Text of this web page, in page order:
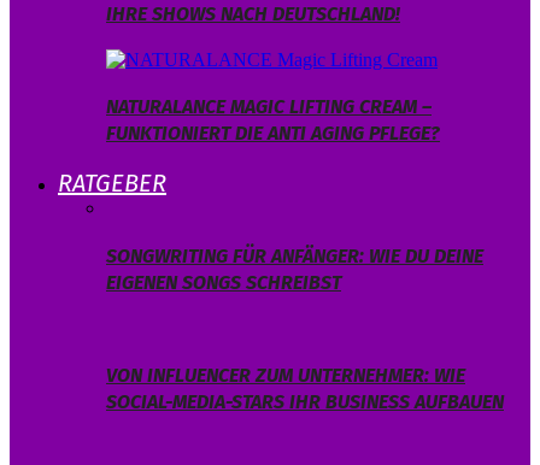
IHRE SHOWS NACH DEUTSCHLAND!
NATURALANCE MAGIC LIFTING CREAM –
FUNKTIONIERT DIE ANTI AGING PFLEGE?
RATGEBER
SONGWRITING FÜR ANFÄNGER: WIE DU DEINE
EIGENEN SONGS SCHREIBST
VON INFLUENCER ZUM UNTERNEHMER: WIE
SOCIAL-MEDIA-STARS IHR BUSINESS AUFBAUEN